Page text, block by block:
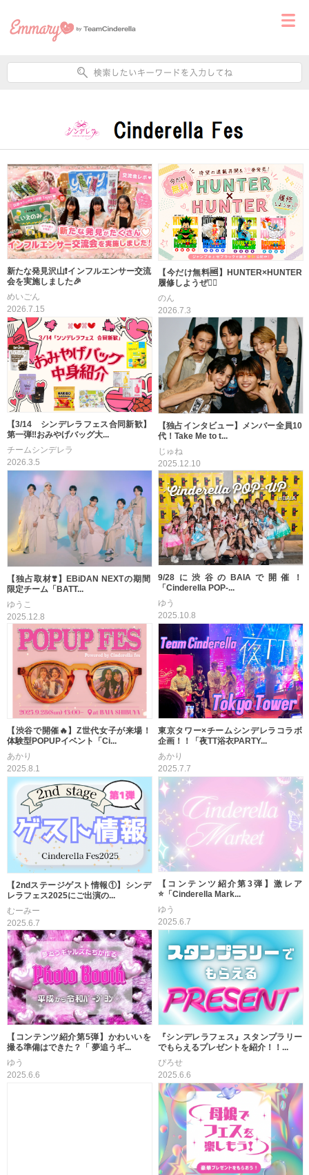
新たな発見沢山❗インフルエンサー交流
会を実施しました🎉
めいごん
2026.7.15
【今だけ無料🆓】HUNTER×HUNTER
履修しようぜ❤️‍🔥
のん
2026.7.3
【3/14 シンデレラフェス合同新歓】
第一弾‼️おみやげバッグ大...
チームシンデレラ
2026.3.5
【独占インタビュー】メンバー全員10
代！Take Me to t...
じゅね
2025.12.10
【独占取材❣️】EBiDAN NEXTの期間
限定チーム「BATT...
ゆうこ
2025.12.8
9/28に渋谷のBAIAで開催！
「Cinderella POP-...
ゆう
2025.10.8
【渋谷で開催🔥】Z世代女子が来場！
体験型POPUPイベント「Ci...
あかり
2025.8.1
東京タワー×チームシンデレラコラボ
企画！！「夜TT浴衣PARTY...
あかり
2025.7.7
【2ndステージゲスト情報①】シンデ
レラフェス2025にご出演の...
むーみー
2025.6.7
【コンテンツ紹介第3弾】激レア
⭐「Cinderella Mark...
ゆう
2025.6.7
【コンテンツ紹介第5弾】かわいいを
撮る準備はできた？「 夢追うギ...
ゆう
2025.6.6
『シンデレラフェス』スタンプラリー
でもらえるプレゼントを紹介！！...
ぴろせ
2025.6.6